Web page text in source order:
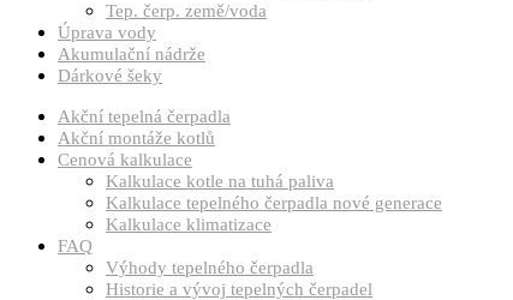
Tep. čerp. země/voda
Úprava vody
Akumulační nádrže
Dárkové šeky
Akční tepelná čerpadla
Akční montáže kotlů
Cenová kalkulace
Kalkulace kotle na tuhá paliva
Kalkulace tepelného čerpadla nové generace
Kalkulace klimatizace
FAQ
Výhody tepelného čerpadla
Historie a vývoj tepelných čerpadel